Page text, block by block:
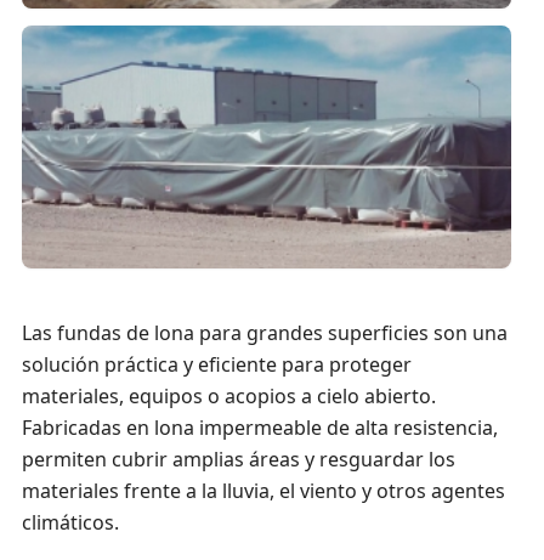
Las fundas de lona para grandes superficies son una
solución práctica y eficiente para proteger
materiales, equipos o acopios a cielo abierto.
Fabricadas en lona impermeable de alta resistencia,
permiten cubrir amplias áreas y resguardar los
materiales frente a la lluvia, el viento y otros agentes
climáticos.